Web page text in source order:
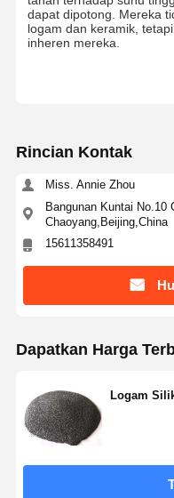
Bubuk Silika Menyatu
Silikon hidrofobik
Serbuk Logam Silikon
dapat dipotong. Mereka
logam dan keramik,
inheren mereka.
Rincian Kontak
Miss. Annie Zhou
Bangunan Kuntai No.10
Chaoyang,Beijing,China
15611358491
Dapatkan Harga
Logam